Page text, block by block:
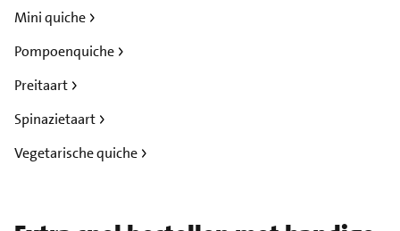
Mini quiche
Pompoenquiche
Preitaart
Spinazietaart
Vegetarische quiche